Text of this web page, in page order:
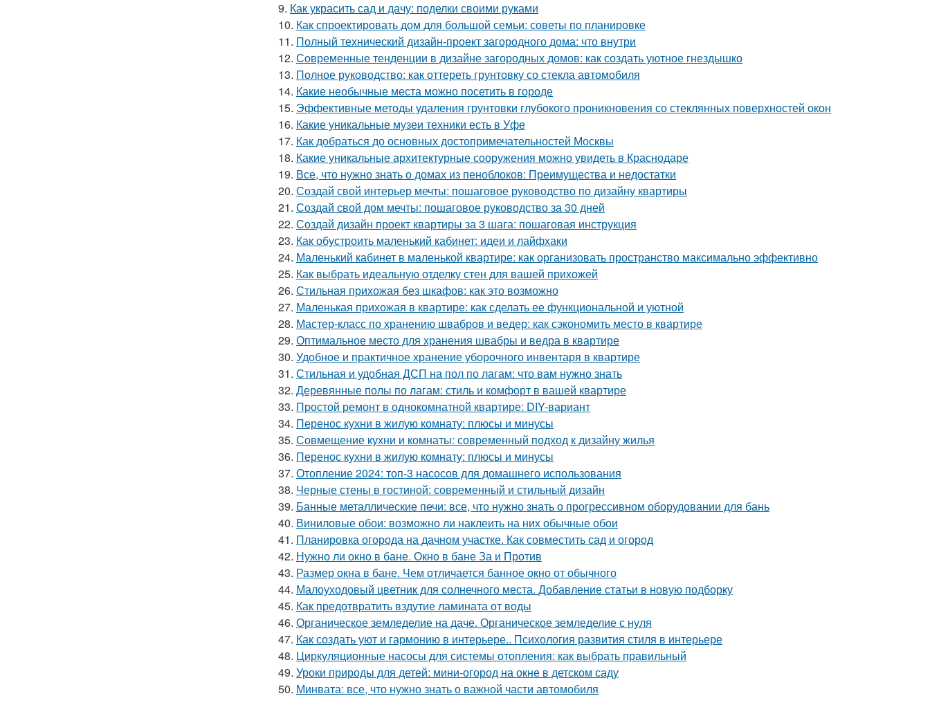
9. Как украсить сад и дачу: поделки своими руками
10. Как спроектировать дом для большой семьи: советы по планировке
11. Полный технический дизайн-проект загородного дома: что внутри
12. Современные тенденции в дизайне загородных домов: как создать уютное гнездышко
13. Полное руководство: как оттереть грунтовку со стекла автомобиля
14. Какие необычные места можно посетить в городе
15. Эффективные методы удаления грунтовки глубокого проникновения со стеклянных поверхностей окон
16. Какие уникальные музеи техники есть в Уфе
17. Как добраться до основных достопримечательностей Москвы
18. Какие уникальные архитектурные сооружения можно увидеть в Краснодаре
19. Все, что нужно знать о домах из пеноблоков: Преимущества и недостатки
20. Создай свой интерьер мечты: пошаговое руководство по дизайну квартиры
21. Создай свой дом мечты: пошаговое руководство за 30 дней
22. Создай дизайн проект квартиры за 3 шага: пошаговая инструкция
23. Как обустроить маленький кабинет: идеи и лайфхаки
24. Маленький кабинет в маленькой квартире: как организовать пространство максимально эффективно
25. Как выбрать идеальную отделку стен для вашей прихожей
26. Стильная прихожая без шкафов: как это возможно
27. Маленькая прихожая в квартире: как сделать ее функциональной и уютной
28. Мастер-класс по хранению швабров и ведер: как сэкономить место в квартире
29. Оптимальное место для хранения швабры и ведра в квартире
30. Удобное и практичное хранение уборочного инвентаря в квартире
31. Стильная и удобная ДСП на пол по лагам: что вам нужно знать
32. Деревянные полы по лагам: стиль и комфорт в вашей квартире
33. Простой ремонт в однокомнатной квартире: DIY-вариант
34. Перенос кухни в жилую комнату: плюсы и минусы
35. Совмещение кухни и комнаты: современный подход к дизайну жилья
36. Перенос кухни в жилую комнату: плюсы и минусы
37. Отопление 2024: топ-3 насосов для домашнего использования
38. Черные стены в гостиной: современный и стильный дизайн
39. Банные металлические печи: все, что нужно знать о прогрессивном оборудовании для бань
40. Виниловые обои: возможно ли наклеить на них обычные обои
41. Планировка огорода на дачном участке. Как совместить сад и огород
42. Нужно ли окно в бане. Окно в бане За и Против
43. Размер окна в бане. Чем отличается банное окно от обычного
44. Малоуходовый цветник для солнечного места. Добавление статьи в новую подборку
45. Как предотвратить вздутие ламината от воды
46. Органическое земледелие на даче. Органическое земледелие с нуля
47. Как создать уют и гармонию в интерьере.. Психология развития стиля в интерьере
48. Циркуляционные насосы для системы отопления: как выбрать правильный
49. Уроки природы для детей: мини-огород на окне в детском саду
50. Минвата: все, что нужно знать о важной части автомобиля